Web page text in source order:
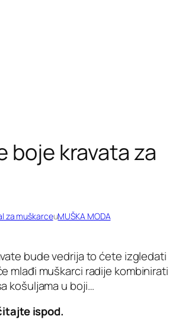
boje kravata za
za muškarceuMUŠKA MODA
bude vedrija to ćete izgledati
mlađi muškarci radije kombinirati
košuljama u boji…
ispod.